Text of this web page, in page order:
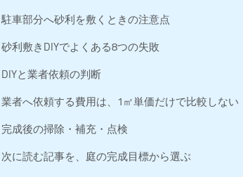
駐車部分へ砂利を敷くときの注意点
砂利敷きDIYでよくある8つの失敗
DIYと業者依頼の判断
業者へ依頼する費用は、1㎡単価だけで比較しない
完成後の掃除・補充・点検
次に読む記事を、庭の完成目標から選ぶ